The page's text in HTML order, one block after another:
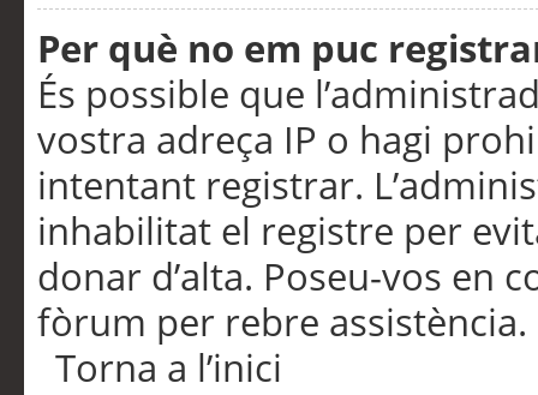
Per què no em puc
És possible que
vostra adreça IP o hagi
intentant registrar.
inhabilitat el registre per
donar d’alta. Poseu-vos en
fòrum per rebre assistència.
Torna a l’inici